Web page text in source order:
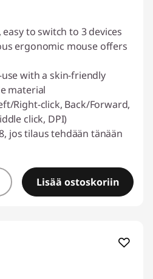
to switch to 3 devices
ergonomic mouse offers
with a skin-friendly
material
Right-click, Back/Forward,
click, DPI)
jos tilaus tehdään tänään
Lisää ostoskoriin